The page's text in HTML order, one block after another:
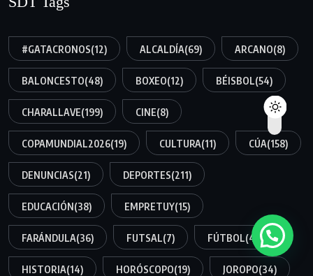
#GATACRONOS(12) ALCALDÍA(69) ARCANO(8)
BALONCESTO(48) BOXEO(12) BÉISBOL(54)
CHARALLAVE(199) CINE(8)
COPAMUNDIAL2026(19) CULTURA(11) CÚA(158)
DENUNCIAS(21) DEPORTES(211)
EDUCACIÓN(38) EMPRETUY(15)
FARÁNDULA(36) FUTSAL(7) FÚTBOL(45)
HISTORIA(14) HORÓSCOPO(19) JOROPO(34)